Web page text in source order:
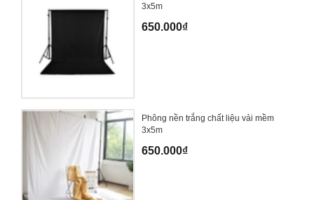
3x5m
650.000₫
Phông nền trắng chất liệu vải mềm
3x5m
650.000₫